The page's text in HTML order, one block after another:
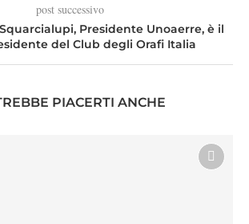
post successivo
Presidente Unoaerre, è il
del Club degli Orafi Italia
PIACERTI ANCHE